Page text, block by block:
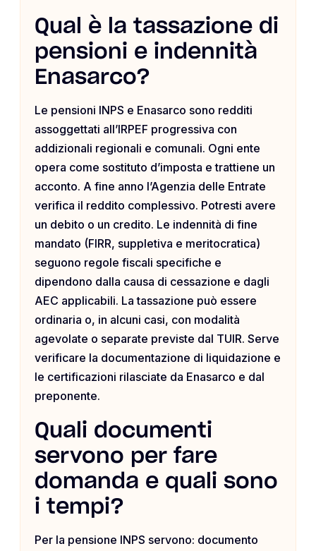
Qual è la tassazione di
pensioni e indennità
Enasarco?
Le pensioni INPS e Enasarco sono redditi
assoggettati all’IRPEF progressiva con
addizionali regionali e comunali. Ogni ente
opera come sostituto d’imposta e trattiene un
acconto. A fine anno l’Agenzia delle Entrate
verifica il reddito complessivo. Potresti avere
un debito o un credito. Le indennità di fine
mandato (FIRR, suppletiva e meritocratica)
seguono regole fiscali specifiche e
dipendono dalla causa di cessazione e dagli
AEC applicabili. La tassazione può essere
ordinaria o, in alcuni casi, con modalità
agevolate o separate previste dal TUIR. Serve
verificare la documentazione di liquidazione e
le certificazioni rilasciate da Enasarco e dal
preponente.
Quali documenti
servono per fare
domanda e quali sono
i tempi?
Per la pensione INPS servono: documento